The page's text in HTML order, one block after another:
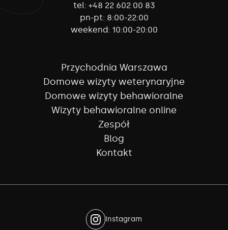
tel: +48 22 602 00 83
pn-pt: 8:00-22:00
weekend: 10:00-20:00
Przychodnia Warszawa
Domowe wizyty weterynaryjne
Domowe wizyty behawioralne
Wizyty behawioralne online
Zespół
Blog
Kontakt
Instagram